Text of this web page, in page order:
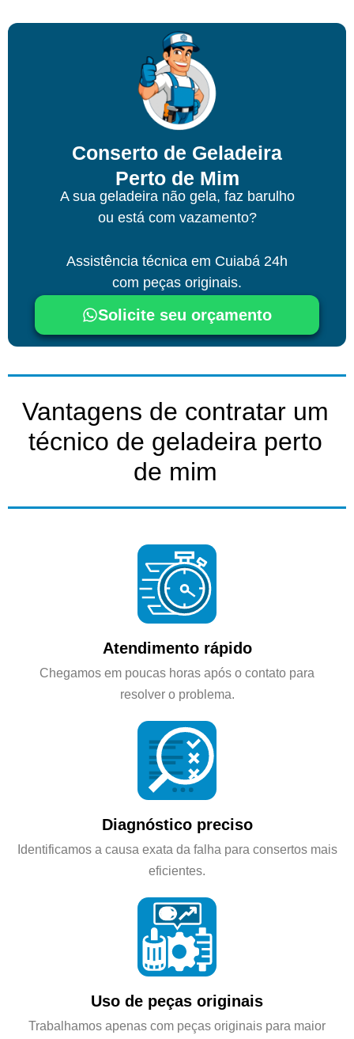
Conserto de Geladeira
Perto de Mim
A sua geladeira não gela, faz barulho
ou está com vazamento?
Assistência técnica em Cuiabá 24h
com peças originais.
Solicite seu orçamento
Vantagens de contratar um
técnico de geladeira perto
de mim
Atendimento rápido
Chegamos em poucas horas após o contato para
resolver o problema.
Diagnóstico preciso
Identificamos a causa exata da falha para consertos mais
eficientes.
Uso de peças originais
Trabalhamos apenas com peças originais para maior